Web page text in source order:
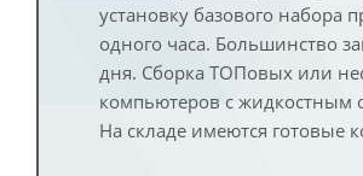
установку базового набора
одного часа. Большинство
дня. Сборка ТОПовых или
компьютеров с жидкостным
На складе имеются готовые